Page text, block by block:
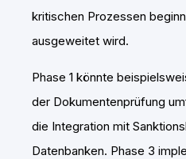
kritischen Prozessen
ausgeweitet wird.
Phase 1 könnte
der Dokumentenprüfung
die Integration mit
Datenbanken. Phase 3